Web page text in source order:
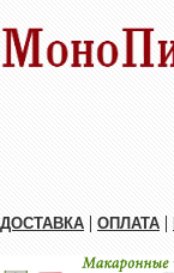
ДОСТАВКА | ОПЛАТА |